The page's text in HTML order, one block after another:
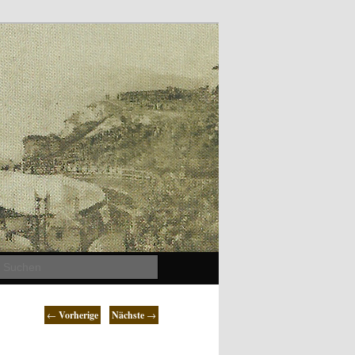
← Vorherige Nächste →